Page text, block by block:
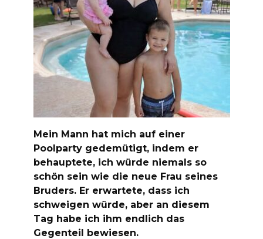
Mein Mann hat mich auf einer
Poolparty gedemütigt, indem er
behauptete, ich würde niemals so
schön sein wie die neue Frau seines
Bruders. Er erwartete, dass ich
schweigen würde, aber an diesem
Tag habe ich ihm endlich das
Gegenteil bewiesen.